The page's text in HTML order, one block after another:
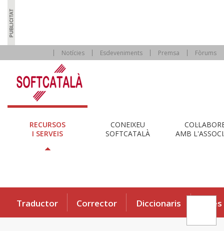
Notícies Esdeveniments Premsa Fòrums
RECURSOS
I SERVEIS
CONEIXEU
SOFTCATALÀ
AMB
Traductor Corrector Diccionaris Eines